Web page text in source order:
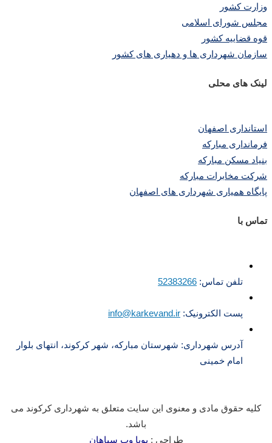
وزارت کشور
مجلس شورای اسلامی
قوه قضاییه کشور
سازمان شهرداری ها و دهیاری های کشور
لینک های محلی
استانداری اصفهان
فرمانداری مبارکه
بنیاد مسکن مبارکه
شرکت مخابرات مبارکه
پایگاه همیاری شهرداری های اصفهان
تماس با
تلفن تماس: 52383266
پست الکترونیک: info@karkevand.ir
آدرس شهرداری: شهرستان مبارکه، شهر کرکوند، انتهای بلوار
امام خمینی
کلیه حقوق مادی و معنوی این سایت متعلق به شهرداری کرکوند می
باشد.
طراحی : پویا وب سپاهان